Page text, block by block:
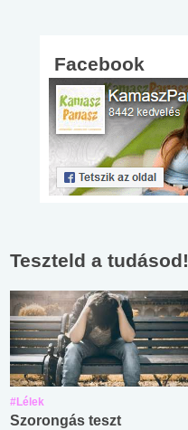
Facebook
Teszteld a tudásod!
#Lélek
Szorongás teszt